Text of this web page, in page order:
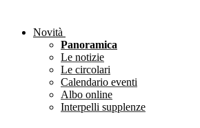
Novità
Panoramica
Le notizie
Le circolari
Calendario eventi
Albo online
Interpelli supplenze